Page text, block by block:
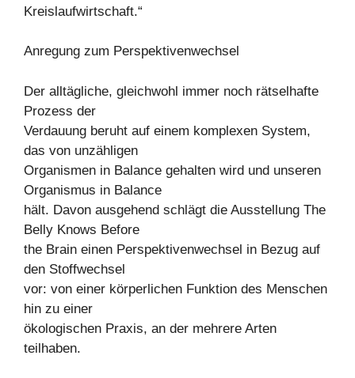
Kreislaufwirtschaft.“
Anregung zum Perspektivenwechsel
Der alltägliche, gleichwohl immer noch rätselhafte
Prozess der
Verdauung beruht auf einem komplexen System,
das von unzähligen
Organismen in Balance gehalten wird und unseren
Organismus in Balance
hält. Davon ausgehend schlägt die Ausstellung The
Belly Knows Before
the Brain einen Perspektivenwechsel in Bezug auf
den Stoffwechsel
vor: von einer körperlichen Funktion des Menschen
hin zu einer
ökologischen Praxis, an der mehrere Arten
teilhaben.